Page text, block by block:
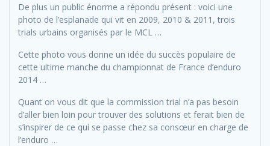
De plus un public énorme a répondu présent : voici une
photo de l’esplanade qui vit en 2009, 2010 & 2011, trois
trials urbains organisés par le MCL …
Cette photo vous donne un idée du succès populaire de
cette ultime manche du championnat de France d’enduro
2014 …
Quant on vous dit que la commission trial n’a pas besoin
d’aller bien loin pour trouver des solutions et ferait bien de
s’inspirer de ce qui se passe chez sa consœur en charge de
l’enduro …